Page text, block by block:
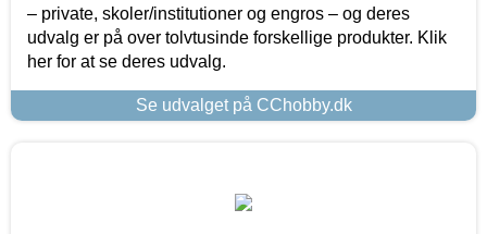
– private, skoler/institutioner og engros – og deres
udvalg er på over tolvtusinde forskellige produkter. Klik
her for at se deres udvalg.
Se udvalget på CChobby.dk